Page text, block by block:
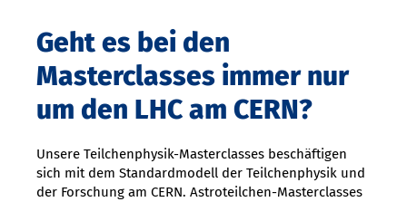
Geht es bei den
Masterclasses immer nur
um den LHC am CERN?
Unsere Teilchenphysik-Masterclasses beschäftigen
sich mit dem Standardmodell der Teilchenphysik und
der Forschung am CERN. Astroteilchen-Masterclasses